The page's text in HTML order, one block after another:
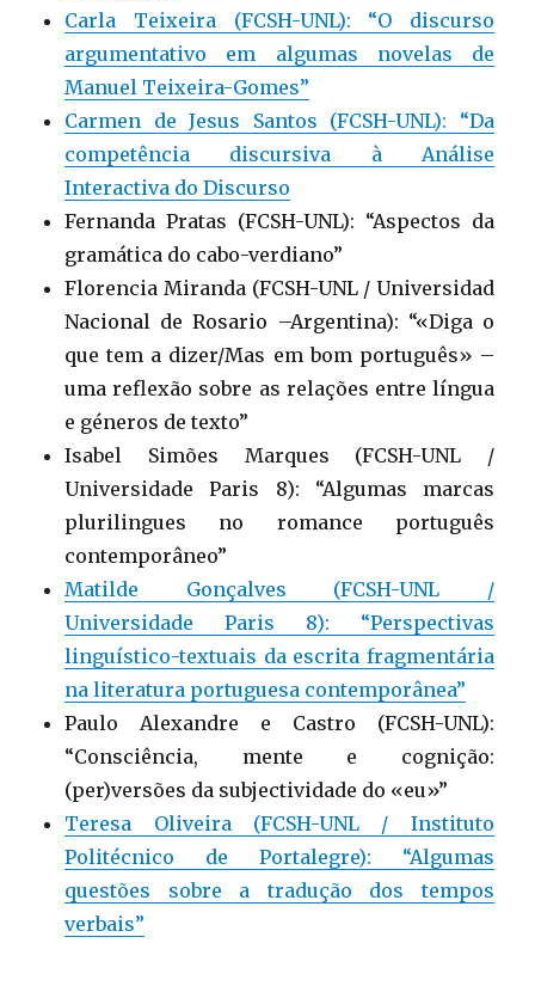
Carla Teixeira (FCSH-UNL): “O discurso
argumentativo em algumas novelas de
Manuel Teixeira-Gomes”
Carmen de Jesus Santos (FCSH-UNL): “Da
competência discursiva à Análise
Interactiva do Discurso
Fernanda Pratas (FCSH-UNL): “Aspectos da
gramática do cabo-verdiano”
Florencia Miranda (FCSH-UNL / Universidad
Nacional de Rosario –Argentina): “«Diga o
que tem a dizer/Mas em bom português» –
uma reflexão sobre as relações entre língua
e géneros de texto”
Isabel Simões Marques (FCSH-UNL /
Universidade Paris 8): “Algumas marcas
plurilingues no romance português
contemporâneo”
Matilde Gonçalves (FCSH-UNL /
Universidade Paris 8): “Perspectivas
linguístico-textuais da escrita fragmentária
na literatura portuguesa contemporânea”
Paulo Alexandre e Castro (FCSH-UNL):
“Consciência, mente e cognição:
(per)versões da subjectividade do «eu»”
Teresa Oliveira (FCSH-UNL / Instituto
Politécnico de Portalegre): “Algumas
questões sobre a tradução dos tempos
verbais”